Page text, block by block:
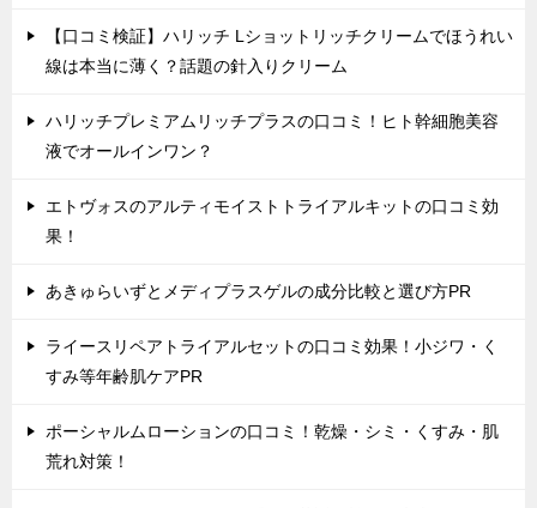
【口コミ検証】ハリッチ Lショットリッチクリームでほうれい
線は本当に薄く？話題の針入りクリーム
ハリッチプレミアムリッチプラスの口コミ！ヒト幹細胞美容
液でオールインワン？
エトヴォスのアルティモイストトライアルキットの口コミ効
果！
あきゅらいずとメディプラスゲルの成分比較と選び方PR
ライースリペアトライアルセットの口コミ効果！小ジワ・く
すみ等年齢肌ケアPR
ポーシャルムローションの口コミ！乾燥・シミ・くすみ・肌
荒れ対策！